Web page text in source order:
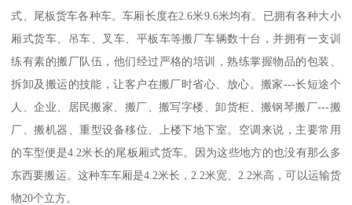
式、尾板货车各种车。车厢长度在2.6米9.6米均有。已拥有各种大小
厢式货车、吊车、叉车、平板车等搬厂车辆数十台，并拥有一支训
练有素的搬厂队伍，他们经过严格的培训，熟练掌握物品的包装、
拆卸及搬运的技能，让客户在搬厂时省心、放心。搬家---长短途个
人、企业、居民搬家、搬厂、搬写字楼、卸货柜、搬钢琴搬厂---搬
厂、搬机器、重型设备移位、上楼下地下室。空调来说，主要常用
的车型便是4.2米长的尾板厢式货车。因为这些地方的也没有那么多
东西要搬运。这种车车厢是4.2米长，2.2米宽、2.2米高，可以运输货
物20个立方。